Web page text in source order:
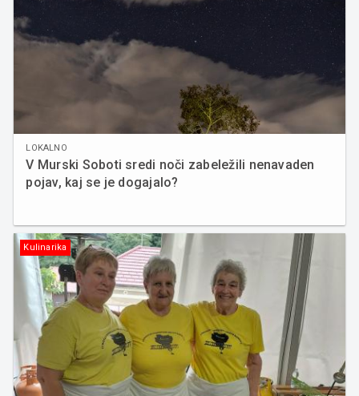
LOKALNO
V Murski Soboti sredi noči zabeležili nenavaden
pojav, kaj se je dogajalo?
Kulinarika